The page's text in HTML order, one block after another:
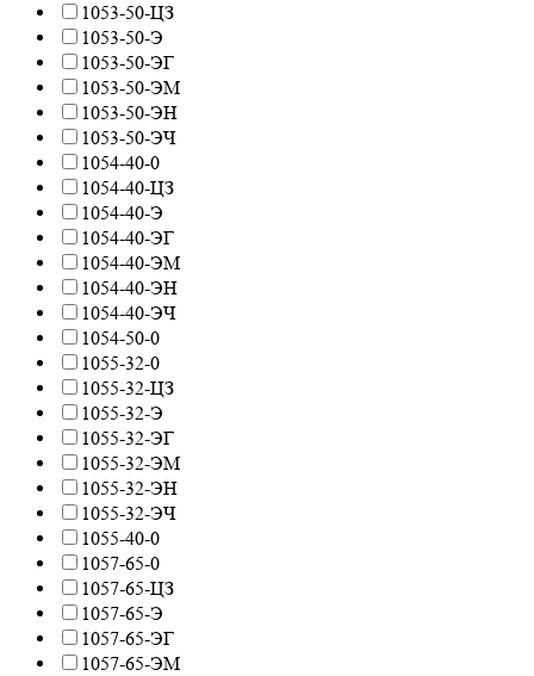
1053-50-ЦЗ
1053-50-Э
1053-50-ЭГ
1053-50-ЭМ
1053-50-ЭН
1053-50-ЭЧ
1054-40-0
1054-40-ЦЗ
1054-40-Э
1054-40-ЭГ
1054-40-ЭМ
1054-40-ЭН
1054-40-ЭЧ
1054-50-0
1055-32-0
1055-32-ЦЗ
1055-32-Э
1055-32-ЭГ
1055-32-ЭМ
1055-32-ЭН
1055-32-ЭЧ
1055-40-0
1057-65-0
1057-65-ЦЗ
1057-65-Э
1057-65-ЭГ
1057-65-ЭМ